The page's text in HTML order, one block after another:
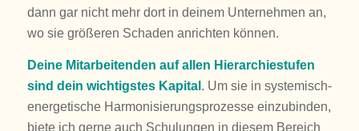
dann gar nicht mehr dort in deinem Unternehmen an,
wo sie größeren Schaden anrichten können.
Deine Mitarbeitenden auf allen Hierarchiestufen
sind dein wichtigstes Kapital . Um sie in systemisch-
energetische Harmonisierungsprozesse einzubinden,
biete ich gerne auch Schulungen in diesem Bereich